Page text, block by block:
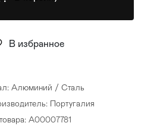
Алюминий / Сталь
Португалия
A00007781
В избранное